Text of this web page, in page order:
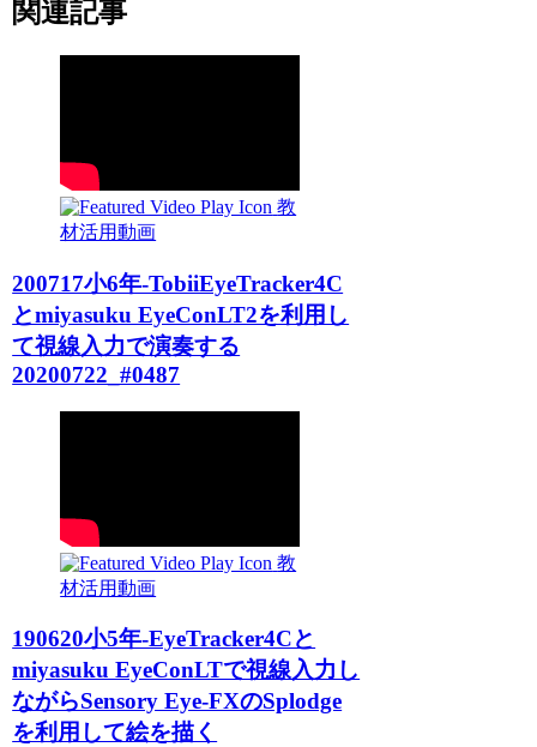
関連記事
教
材活用動画
200717小6年-TobiiEyeTracker4C
とmiyasuku EyeConLT2を利用し
て視線入力で演奏する
20200722_#0487
教
材活用動画
190620小5年-EyeTracker4Cと
miyasuku EyeConLTで視線入力し
ながらSensory Eye-FXのSplodge
を利用して絵を描く